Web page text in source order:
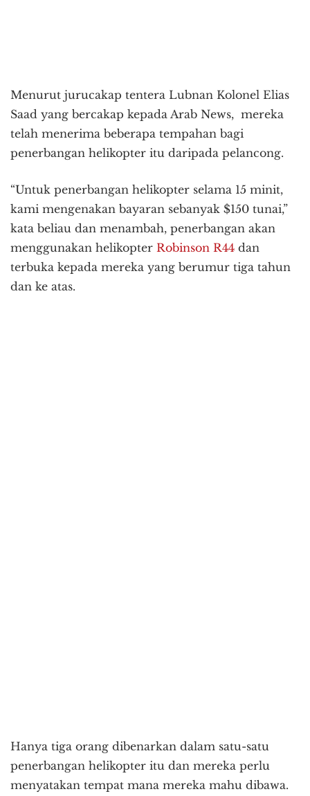
Menurut jurucakap tentera Lubnan Kolonel Elias
Saad yang bercakap kepada Arab News, mereka
telah menerima beberapa tempahan bagi
penerbangan helikopter itu daripada pelancong.
“Untuk penerbangan helikopter selama 15 minit,
kami mengenakan bayaran sebanyak $150 tunai,”
kata beliau dan menambah, penerbangan akan
menggunakan helikopter Robinson R44 dan
terbuka kepada mereka yang berumur tiga tahun
dan ke atas.
Hanya tiga orang dibenarkan dalam satu-satu
penerbangan helikopter itu dan mereka perlu
menyatakan tempat mana mereka mahu dibawa.